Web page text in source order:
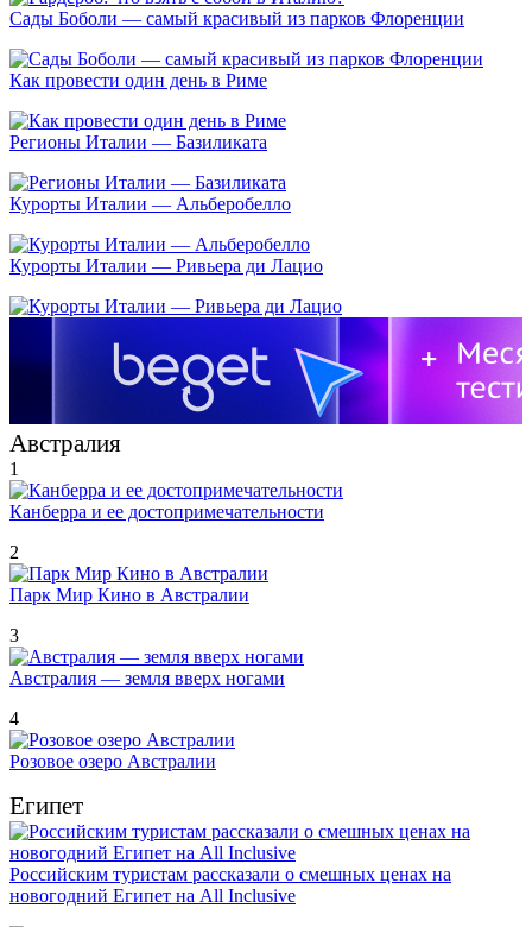
Сады Боболи — самый красивый из парков Флоренции
Как провести один день в Риме
Регионы Италии — Базиликата
Курорты Италии — Альберобелло
Курорты Италии — Ривьера ди Лацио
Австралия
1
Канберра и ее достопримечательности
2
Парк Мир Кино в Австралии
3
Австралия — земля вверх ногами
4
Розовое озеро Австралии
Египет
Российским туристам рассказали о смешных ценах на
новогодний Египет на All Inclusive